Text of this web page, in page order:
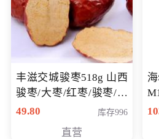
丰滋交城骏枣518g 山西
骏枣/大枣/红枣/骏枣/热
销千件/
49.80 库存996
直营